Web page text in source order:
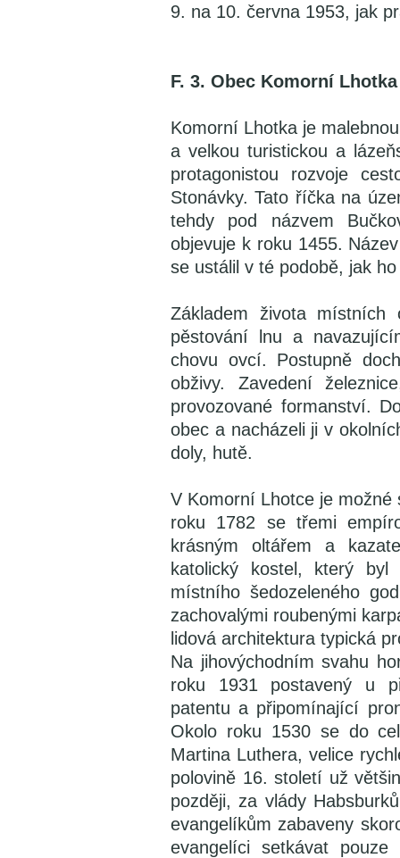
9. na 10. června 1953, jak
F. 3. Obec Komorní Lhotka
Komorní Lhotka je
a velkou turistickou a
protagonistou rozvoje
Stonávky. Tato říčka na
tehdy pod názvem
objevuje k roku 1455.
se ustálil v té podobě, jak
Základem života místních
pěstování lnu a
chovu ovcí. Postupně
obživy. Zavedení
provozované formanství.
obec a nacházeli ji v
doly, hutě.
V Komorní Lhotce je možné
roku 1782 se třemi
krásným oltářem a
katolický kostel, který
místního šedozeleného
zachovalými roubenými
lidová architektura typická
Na jihovýchodním svahu
roku 1931 postavený u
patentu a připomínající
Okolo roku 1530 se do
Martina Luthera, velice
polovině 16. století už
později, za vlády
evangelíkům zabaveny
evangelíci setkávat